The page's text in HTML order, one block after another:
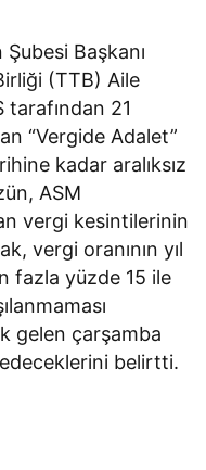
Başkanı
(TTB) Aile
tarafından 21
“Vergide Adalet”
kadar aralıksız
ASM
vergi kesintilerinin
vergi oranının yıl
fazla yüzde 15 ile
gelen çarşamba
belirtti.